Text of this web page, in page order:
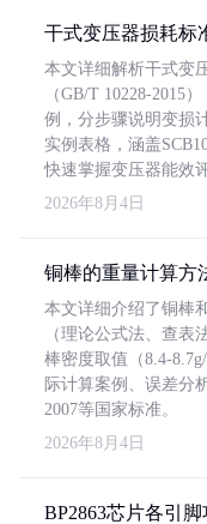
干式变压器损耗标
本文详细解析干式变
（GB/T 10228-2015
例，分步骤说明变损
实例表格，涵盖
快速掌握变压器能效
2026年8月4日
铜棒的重量计算方
本文详细介绍了铜棒
（理论公式法、查表
棒密度取值（8.4-
际计算案例、误差分
2007等国家标准。
2026年8月4日
BP2863芯片各引